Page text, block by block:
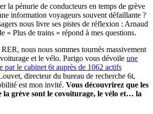
la pénurie de conducteurs en temps de grève
information voyageurs souvent défaillante ?
nous livre ses pistes de réflexion : Arnaud
« Plus de trains » répond à mes questions.
nous nous sommes tournés massivement
et le vélo. Parigo vous dévoile une
par le cabinet 6t auprès de 1062 actifs
directeur du bureau de recherche 6t,
est mon invité. Vous découvrirez que les
la grève sont le covoiturage, le vélo et… la